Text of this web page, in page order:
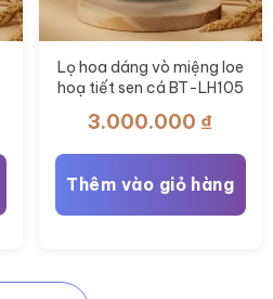
Lọ hoa dáng vò miệng loe
hoạ tiết sen cá BT-LH105
3.000.000 ₫
Thêm vào giỏ hàng